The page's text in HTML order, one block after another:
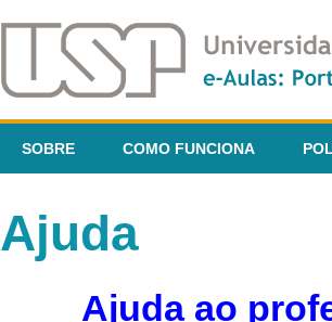
SOBRE COMO FUNCIONA
Ajuda
Ajuda ao